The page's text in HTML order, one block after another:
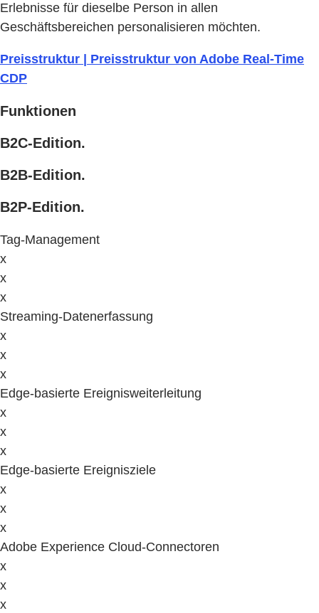
Erlebnisse für dieselbe Person in allen
Geschäftsbereichen personalisieren möchten.
Preisstruktur | Preisstruktur von Adobe Real-Time
CDP
Funktionen
B2C-Edition.
B2B-Edition.
B2P-Edition.
Tag-Management
x
x
x
Streaming-Datenerfassung
x
x
x
Edge-basierte Ereignisweiterleitung
x
x
x
Edge-basierte Ereignisziele
x
x
x
Adobe Experience Cloud-Connectoren
x
x
x